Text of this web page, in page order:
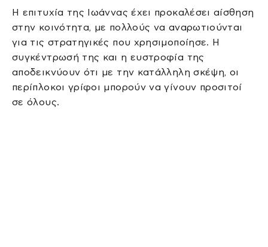
Η επιτυχία της Ιωάννας έχει προκαλέσει αίσθηση
στην κοινότητα, με πολλούς να αναρωτιούνται
για τις στρατηγικές που χρησιμοποίησε. Η
συγκέντρωσή της και η ευστροφία της
αποδεικνύουν ότι με την κατάλληλη σκέψη, οι
περίπλοκοι γρίφοι μπορούν να γίνουν προσιτοί
σε όλους.